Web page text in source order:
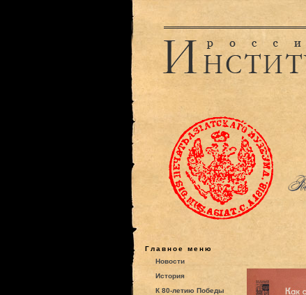
Главное меню
Новости
История
К 80-летию Победы